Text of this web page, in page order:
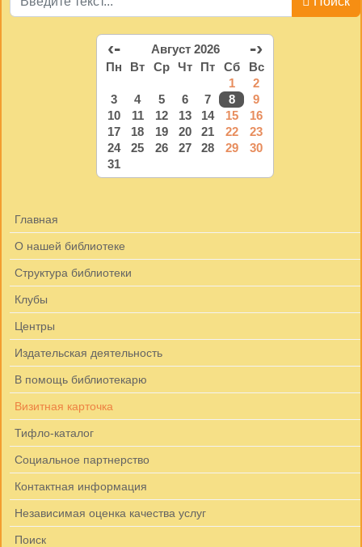
‹- Август 2026 -›
Пн Вт Ср Чт Пт Сб
Вс
1
2
3
4 5 6 7 8
9
10
11 12 13 14 15
16
17
18 19 20 21 22
23
24
25 26 27 28 29
30
31
Главная
О нашей библиотеке
Структура библиотеки
Клубы
Центры
Издательская деятельность
В помощь библиотекарю
Визитная карточка
Тифло-каталог
Социальное партнерство
Контактная информация
Независимая оценка качества услуг
Поиск